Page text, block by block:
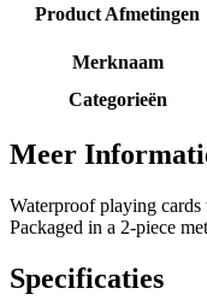
Product Afmetingen
Merknaam
Categorieën
Meer
Waterproof playing
Packaged in a 2-piece
Specificaties